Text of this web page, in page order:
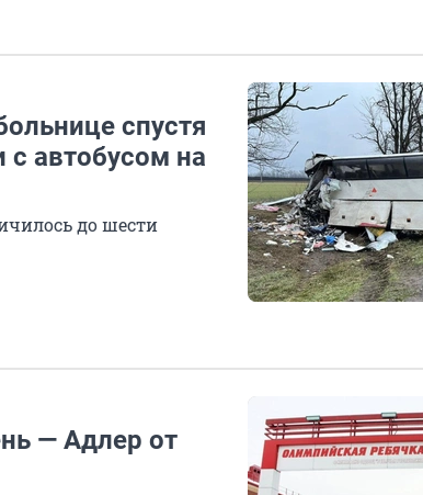
спустя
автобусом на
до шести
— Адлер от